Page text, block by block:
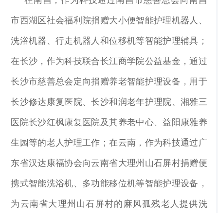
市西湖区社会福利院捐赠大小便智能护理机器人、
洗浴机器、行走机器人和位移机等智能护理辅具；
在长沙，作为科技联合长江商学院公益基金，通过
长沙市慈善总会定向捐赠养老智能护理设备，用于
长沙修达康复医院、长沙和润老年护理院、湘雅三
医院长沙红枫康复医院及其养老中心、益阳康雅养
生园等的老人护理工作；在云南，作为科技通过广
东省汉达康福协会向云南省大理州山石屏村捐赠便
携式智能洗浴机、多功能移位机等智能护理设备，
为云南省大理州山石屏村的麻风孤残老人提供洗